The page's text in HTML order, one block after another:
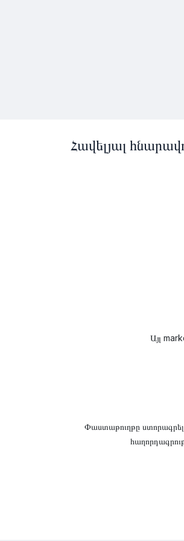
Հավելյալ
Այլ
Փաստաթուղթը